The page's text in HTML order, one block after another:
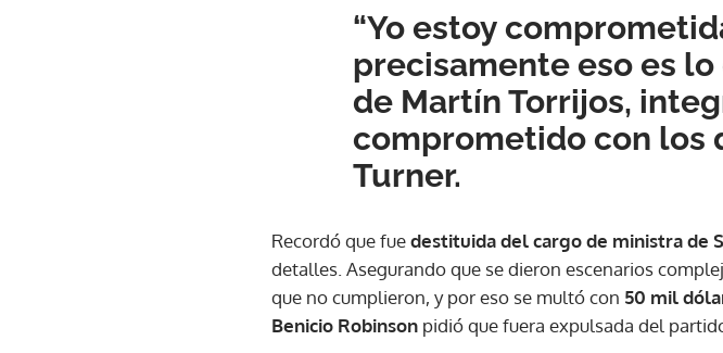
“Yo estoy
precisamente eso es
de Martín Torrijos,
comprometido con los
Turner.
Recordó que fuedestituida del cargo de ministra de
detalles. Asegurando que se dieron escenarios
que no cumplieron, y por eso se multó con 50 mil
Benicio Robinson pidió que fuera expulsada del